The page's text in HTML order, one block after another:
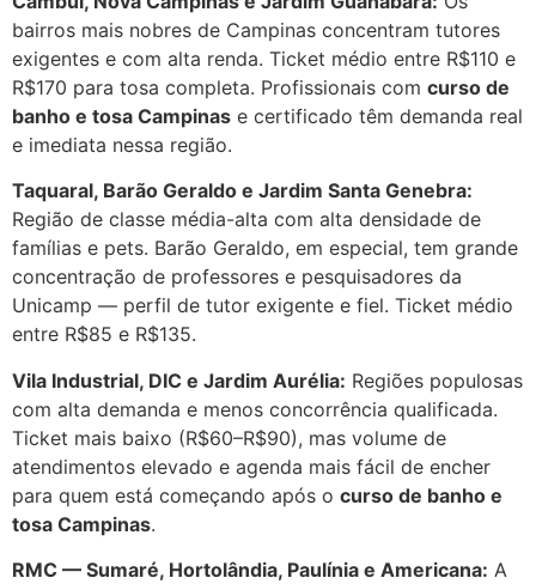
bairros mais nobres de Campinas concentram tutores
exigentes e com alta renda. Ticket médio entre R$110 e
R$170 para tosa completa. Profissionais com curso de
banho e tosa Campinas e certificado têm demanda real
e imediata nessa região.
Taquaral, Barão Geraldo e Jardim Santa Genebra:
Região de classe média-alta com alta densidade de
famílias e pets. Barão Geraldo, em especial, tem grande
concentração de professores e pesquisadores da
Unicamp — perfil de tutor exigente e fiel. Ticket médio
entre R$85 e R$135.
Vila Industrial, DIC e Jardim Aurélia: Regiões populosas
com alta demanda e menos concorrência qualificada.
Ticket mais baixo (R$60–R$90), mas volume de
atendimentos elevado e agenda mais fácil de encher
para quem está começando após o curso de banho e
tosa Campinas.
RMC — Sumaré, Hortolândia, Paulínia e Americana: A